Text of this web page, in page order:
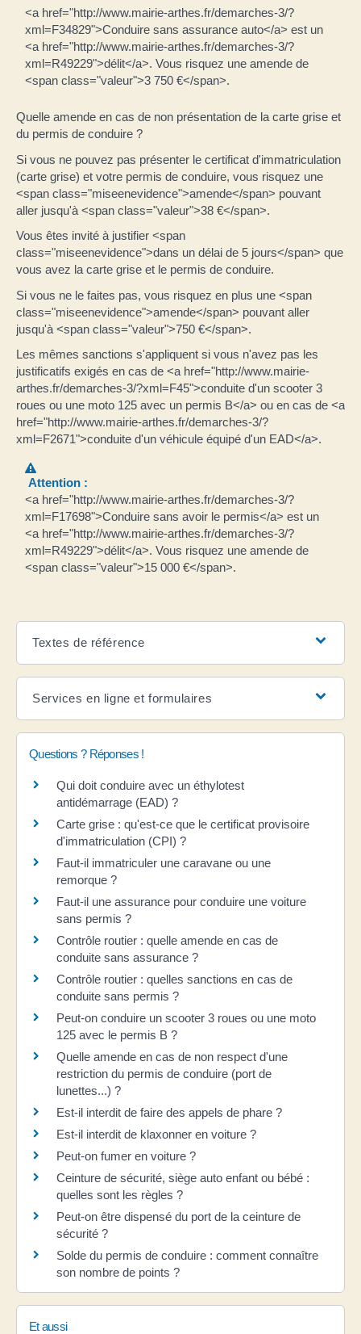
<a href="http://www.mairie-arthes.fr/demarches-3/?
xml=F34829">Conduire sans assurance auto</a> est un
<a href="http://www.mairie-arthes.fr/demarches-3/?
xml=R49229">délit</a>. Vous risquez une amende de
<span class="valeur">3 750 €</span>.
Quelle amende en cas de non présentation de la carte grise et
du permis de conduire ?
Si vous ne pouvez pas présenter le certificat d'immatriculation
(carte grise) et votre permis de conduire, vous risquez une
<span class="miseenevidence">amende</span> pouvant
aller jusqu'à <span class="valeur">38 €</span>.
Vous êtes invité à justifier <span
class="miseenevidence">dans un délai de 5 jours</span> que
vous avez la carte grise et le permis de conduire.
Si vous ne le faites pas, vous risquez en plus une <span
class="miseenevidence">amende</span> pouvant aller
jusqu'à <span class="valeur">750 €</span>.
Les mêmes sanctions s'appliquent si vous n'avez pas les
justificatifs exigés en cas de <a href="http://www.mairie-
arthes.fr/demarches-3/?xml=F45">conduite d'un scooter 3
roues ou une moto 125 avec un permis B</a> ou en cas de <a
href="http://www.mairie-arthes.fr/demarches-3/?
xml=F2671">conduite d'un véhicule équipé d'un EAD</a>.
Attention :
<a href="http://www.mairie-arthes.fr/demarches-3/?
xml=F17698">Conduire sans avoir le permis</a> est un
<a href="http://www.mairie-arthes.fr/demarches-3/?
xml=R49229">délit</a>. Vous risquez une amende de
<span class="valeur">15 000 €</span>.
Textes de référence
Services en ligne et formulaires
Questions ? Réponses !
Qui doit conduire avec un éthylotest
antidémarrage (EAD) ?
Carte grise : qu'est-ce que le certificat provisoire
d'immatriculation (CPI) ?
Faut-il immatriculer une caravane ou une
remorque ?
Faut-il une assurance pour conduire une voiture
sans permis ?
Contrôle routier : quelle amende en cas de
conduite sans assurance ?
Contrôle routier : quelles sanctions en cas de
conduite sans permis ?
Peut-on conduire un scooter 3 roues ou une moto
125 avec le permis B ?
Quelle amende en cas de non respect d'une
restriction du permis de conduire (port de
lunettes...) ?
Est-il interdit de faire des appels de phare ?
Est-il interdit de klaxonner en voiture ?
Peut-on fumer en voiture ?
Ceinture de sécurité, siège auto enfant ou bébé :
quelles sont les règles ?
Peut-on être dispensé du port de la ceinture de
sécurité ?
Solde du permis de conduire : comment connaître
son nombre de points ?
Et aussi